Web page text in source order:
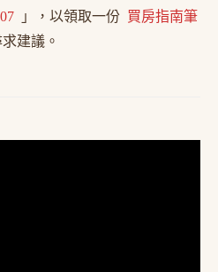
」，以領取一份 買房指南筆
建議。